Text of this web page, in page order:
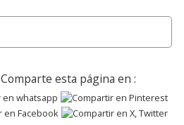
Comparte esta página en :